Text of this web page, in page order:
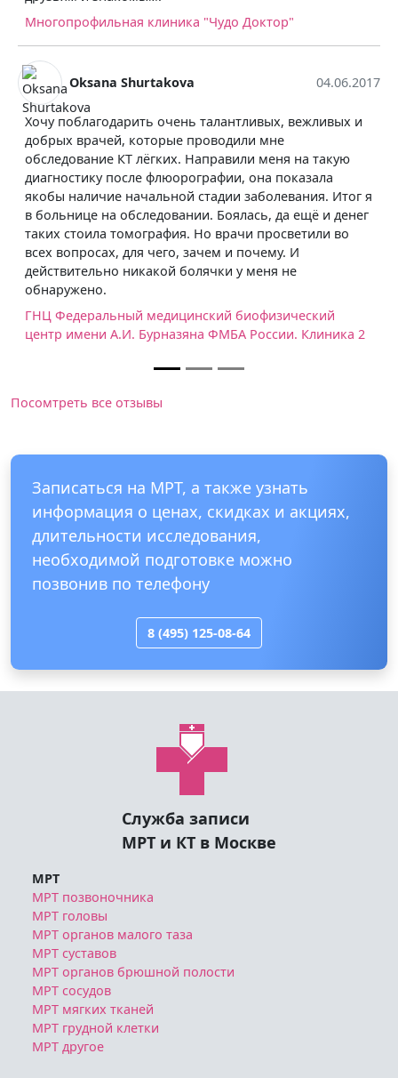
"Чудо Доктор"
04.06.2017
очень талантливых, вежливых и
проводили мне
Направили меня на такую
она показала
стадии заболевания. Итог я
Боялась, да ещё и денег
Но врачи просветили во
зачем и почему. И
болячки у меня не
биофизический
ФМБА России. Клиника 2
Многопрофильная
Посомтреть все отзывы
Записаться на МРТ, а также узнать
информация о ценах, скидках и акциях,
длительности исследования,
необходимой подготовке можно
позвонив по телефону
8 (495) 125-08-64
Служба записи
МРТ и КТ в Москве
МРТ
МРТ позвоночника
МРТ головы
МРТ органов малого таза
МРТ суставов
МРТ органов брюшной полости
МРТ сосудов
МРТ мягких тканей
МРТ грудной клетки
МРТ другое